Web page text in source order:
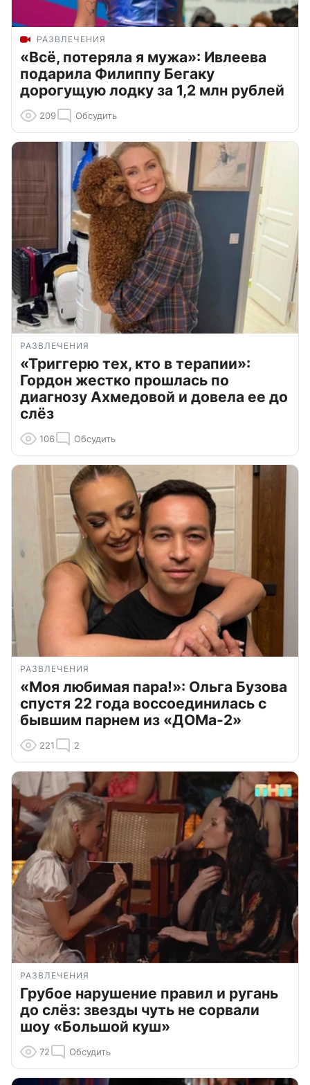
РАЗВЛЕЧЕНИЯ
«Всё, потеряла я мужа»: Ивлеева
подарила Филиппу Бегаку
дорогущую лодку за 1,2 млн рублей
209 Обсудить
РАЗВЛЕЧЕНИЯ
«Триггерю тех, кто в терапии»:
Гордон жестко прошлась по
диагнозу Ахмедовой и довела ее до
слёз
106 Обсудить
РАЗВЛЕЧЕНИЯ
«Моя любимая пара!»: Ольга Бузова
спустя 22 года воссоединилась с
бывшим парнем из «ДОМа-2»
221 2
РАЗВЛЕЧЕНИЯ
Грубое нарушение правил и ругань
до слёз: звезды чуть не сорвали
шоу «Большой куш»
72 Обсудить